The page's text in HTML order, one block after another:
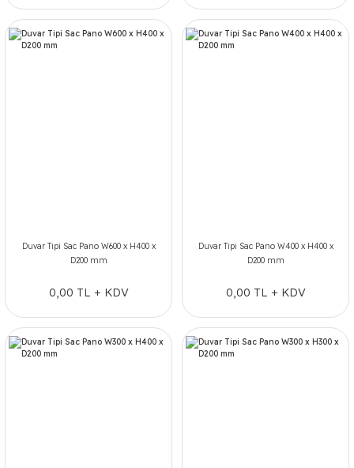
Duvar Tipi Sac Pano W600 x H400 x
D200 mm
0,00 TL + KDV
Duvar Tipi Sac Pano W400 x H400 x
D200 mm
0,00 TL + KDV